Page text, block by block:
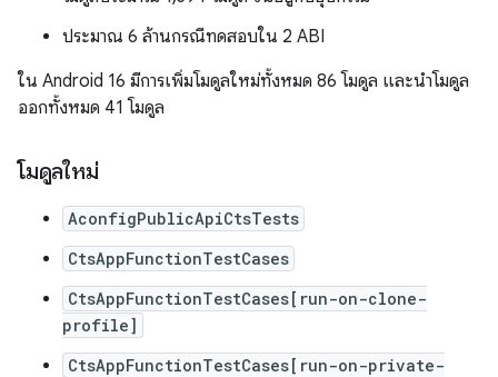
ประมาณ 6 ล้านกรณีทดสอบใน 2 ABI
ใน Android 16 มีการเพิ่มโมดูลใหม่ทั้งหมด 86 โมดูล และนำโมดูล
ออกทั้งหมด 41 โมดูล
โมดูลใหม่
AconfigPublicApiCtsTests
CtsAppFunctionTestCases
CtsAppFunctionTestCases[run-on-clone-
profile]
CtsAppFunctionTestCases[run-on-private-